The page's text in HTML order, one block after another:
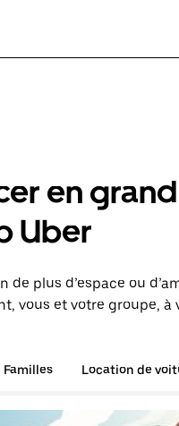
en
Uber
de plus d’espace ou
vous et votre groupe,
Familles Location de